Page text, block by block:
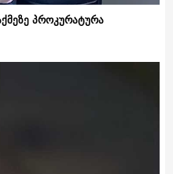
პროკურატურა